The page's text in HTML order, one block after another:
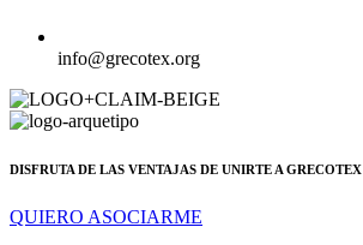
info@grecotex.org
DISFRUTA DE LAS VENTAJAS DE UNIRTE A GRECOTEX
QUIERO ASOCIARME